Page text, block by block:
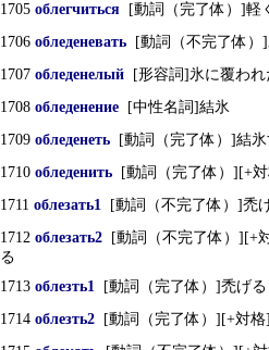
1705 облегчиться [動詞（完了体）]軽
1706 обледеневать [動詞（不完了体）
1707 обледенелый [形容詞]氷に覆われ
1708 обледенение [中性名詞]結氷
1709 обледенеть [動詞（完了体）]結氷
1710 обледенить [動詞（完了体）][+
1711 облезать1 [動詞（不完了体）]禿
1712 облезать2 [動詞（不完了体）][+
る
1713 облезть1 [動詞（完了体）]禿げ
1714 облезть2 [動詞（完了体）][+対